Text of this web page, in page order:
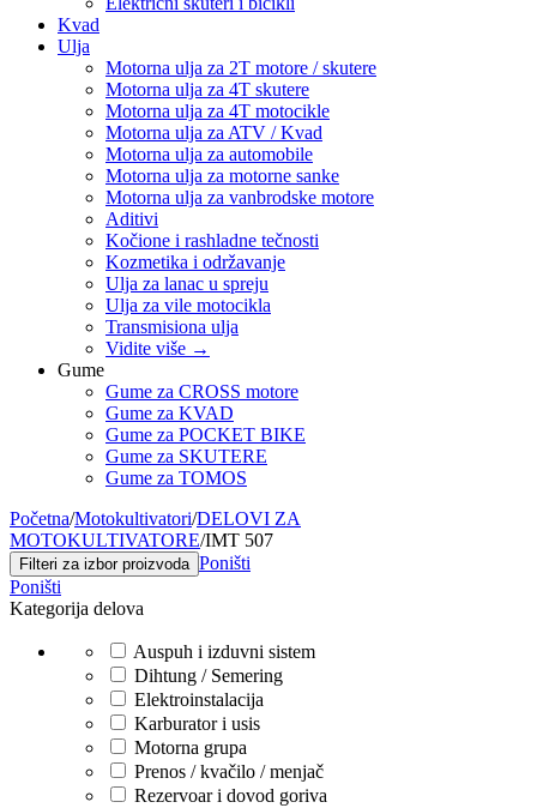
Kvad
Ulja
Motorna ulja za 2T motore / skutere
Motorna ulja za 4T skutere
Motorna ulja za 4T motocikle
Motorna ulja za ATV / Kvad
Motorna ulja za automobile
Motorna ulja za motorne sanke
Motorna ulja za vanbrodske motore
Aditivi
Kočione i rashladne tečnosti
Kozmetika i održavanje
Ulja za lanac u spreju
Ulja za vile motocikla
Transmisiona ulja
Vidite više →
Gume
Gume za CROSS motore
Gume za KVAD
Gume za POCKET BIKE
Gume za SKUTERE
Gume za TOMOS
Početna/Motokultivatori/DELOVI ZA
MOTOKULTIVATORE/IMT 507
Filteri za izbor proizvoda Poništi
Poništi
Kategorija delova
Auspuh i izduvni sistem
Dihtung / Semering
Elektroinstalacija
Karburator i usis
Motorna grupa
Prenos / kvačilo / menjač
Rezervoar i dovod goriva